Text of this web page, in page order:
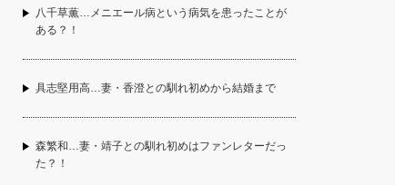
八千草薫…メニエール病という病気を患ったことが
ある？！
具志堅用高…妻・香澄との馴れ初めから結婚まで
森繁和…妻・靖子との馴れ初めはファンレターだっ
た？！